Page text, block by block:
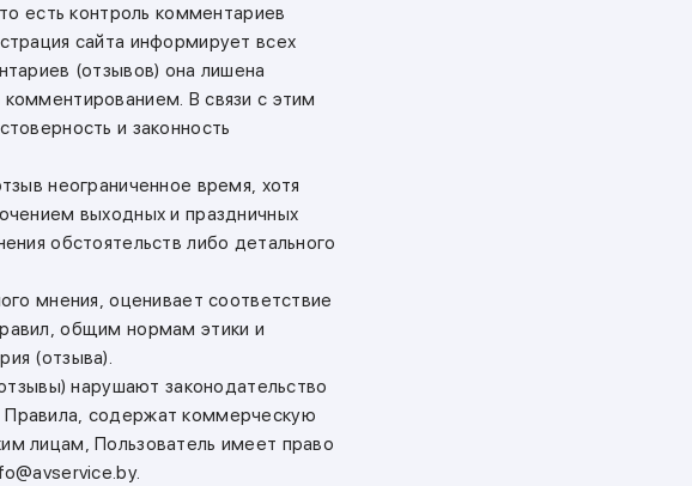
есть контроль комментариев
сайта информирует всех
(отзывов) она лишена
В связи с этим
и законность
неограниченное время, хотя
выходных и праздничных
обстоятельств либо детального
мнения, оценивает соответствие
общим нормам этики и
(отзыва).
нарушают законодательство
содержат коммерческую
лицам, Пользователь имеет право